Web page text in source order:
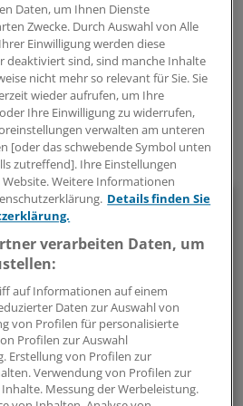
0
Berufspolitik
Berlin Brandenburg
Thema
Lesen Sie Wissenswertes und
Arbeit, lassen Sie sich von
inspirieren - und seien Sie immer
Schritt voraus.
(Sonntag)
Daten, um Ihnen Dienste
Zwecke. Durch Auswahl von Alle
Einwilligung werden diese
deaktiviert sind, sind manche Inhalte
nicht mehr so relevant für Sie. Sie
wieder aufrufen, um Ihre
Ihre Einwilligung zu widerrufen,
verwalten am unteren
[oder das schwebende Symbol unten
zutreffend]. Ihre Einstellungen
Weitere Informationen
Details finden Sie
verarbeiten Daten, um
auf Informationen auf einem
Daten zur Auswahl von
von Profilen für personalisierte
Profilen zur Auswahl
Erstellung von Profilen zur
Verwendung von Profilen zur
Messung der Werbeleistung.